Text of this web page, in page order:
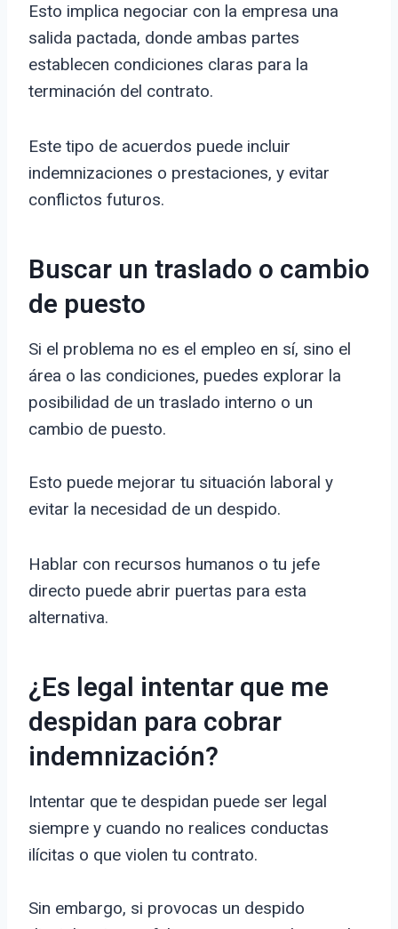
Esto implica negociar con la empresa una
salida pactada, donde ambas partes
establecen condiciones claras para la
terminación del contrato.
Este tipo de acuerdos puede incluir
indemnizaciones o prestaciones, y evitar
conflictos futuros.
Buscar un traslado o cambio
de puesto
Si el problema no es el empleo en sí, sino el
área o las condiciones, puedes explorar la
posibilidad de un traslado interno o un
cambio de puesto.
Esto puede mejorar tu situación laboral y
evitar la necesidad de un despido.
Hablar con recursos humanos o tu jefe
directo puede abrir puertas para esta
alternativa.
¿Es legal intentar que me
despidan para cobrar
indemnización?
Intentar que te despidan puede ser legal
siempre y cuando no realices conductas
ilícitas o que violen tu contrato.
Sin embargo, si provocas un despido